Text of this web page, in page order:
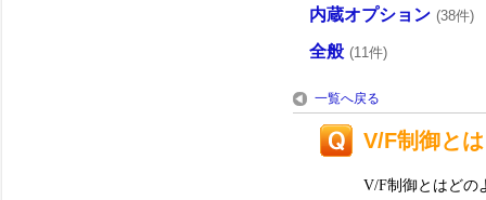
内蔵オプション (38件)
全般 (11件)
一覧へ戻る
V/F制御とは
V/F制御とはどの